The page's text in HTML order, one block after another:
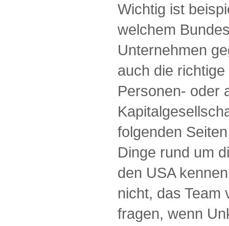
Wichtig ist
welchem
Unternehmen
auch die
Personen- oder
folgenden
Dinge rund um
den USA
nicht, das Team
fragen, wenn